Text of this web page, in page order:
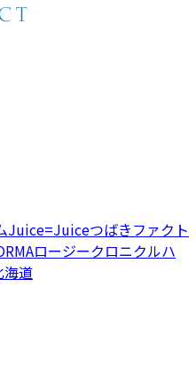
Juice=Juiceつばきファクト
ロージークロニクルハ
海道